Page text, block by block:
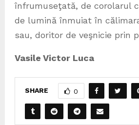
înfrumuseţată, de corolarul
de lumină înmuiat în
sau, doritor de veşnicie prin
Vasile Victor Luca
SHARE 0